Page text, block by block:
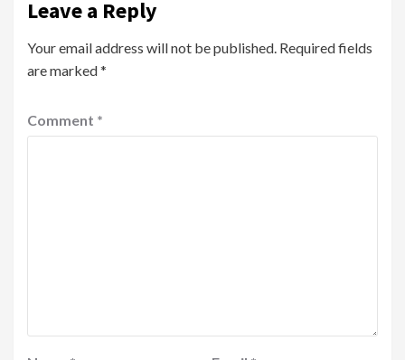
Leave a Reply
Your email address will not be published. Required fields
are marked*
Comment *